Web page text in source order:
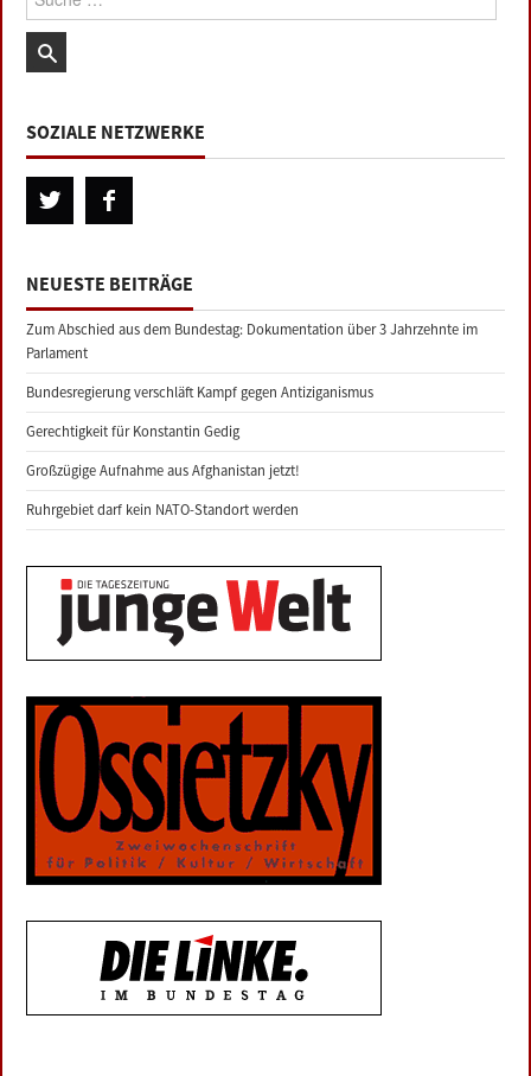
SOZIALE NETZWERKE
NEUESTE BEITRÄGE
Zum Abschied aus dem Bundestag: Dokumentation über 3 Jahrzehnte im
Parlament
Bundesregierung verschläft Kampf gegen Antiziganismus
Gerechtigkeit für Konstantin Gedig
Großzügige Aufnahme aus Afghanistan jetzt!
Ruhrgebiet darf kein NATO-Standort werden